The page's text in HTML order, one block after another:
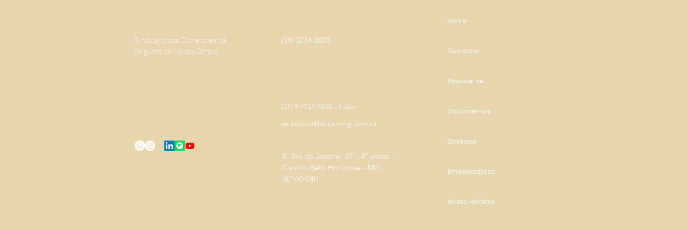
Sindicato dos Corretores de
Seguros de Minas Gerais
(31) 3234-8805
(31) 9 7137-7833 – Fábio
secretaria@sincormg.com.br
R. Rio de Janeiro, 471, 4º andar -
Centro, Belo Horizonte - MG,
30160-040
Home
Ouvidoria
Associe-se
Documentos
Diretoria
Embaixadores
Nossa História